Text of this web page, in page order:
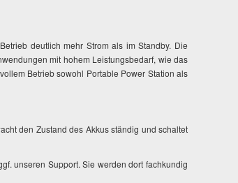
deutlich mehr Strom als im Standby. Die
mit hohem Leistungsbedarf, wie das
Betrieb sowohl Portable Power Station als
den Zustand des Akkus ständig und schaltet
unseren Support. Sie werden dort fachkundig